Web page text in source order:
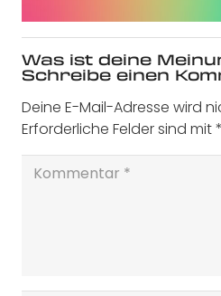
Was ist deine
Schreibe einen
Deine E-Mail-Adresse wird
Erforderliche Felder sind mit*